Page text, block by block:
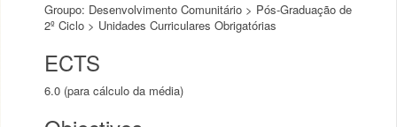
Groupo: Desenvolvimento Comunitário > Pós-Graduação de
2º Ciclo > Unidades Curriculares Obrigatórias
ECTS
6.0 (para cálculo da média)